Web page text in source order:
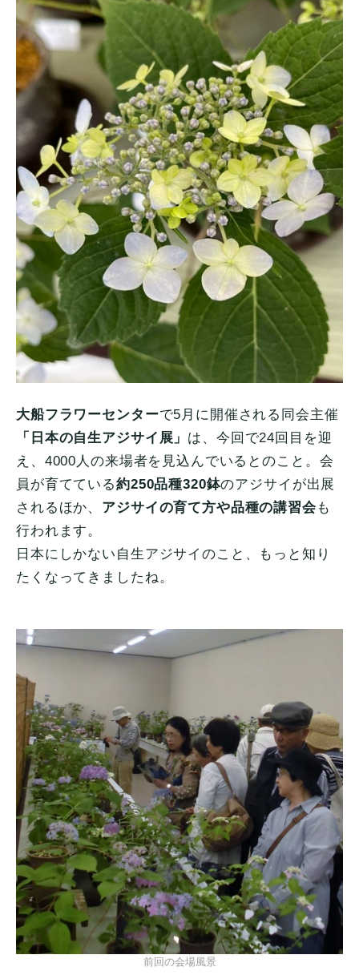
大船フラワーセンターで5月に開催される同会主催
「日本の自生アジサイ展」 は、今回で24回目を迎
え、4000人の来場者を見込んでいるとのこと。会
員が育てている約250品種320鉢のアジサイが出展
されるほか、 アジサイの育て方や品種の講習会 も
行われます。
日本にしかない自生アジサイのこと、もっと知り
たくなってきましたね。
前回の会場風景